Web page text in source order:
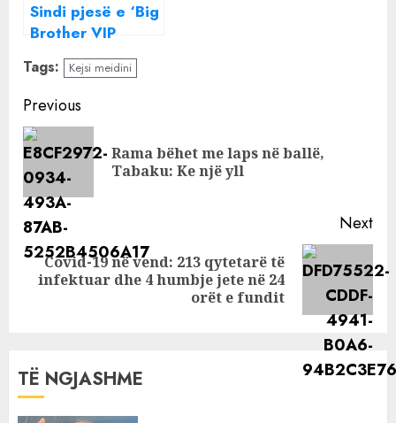
Sindi pjesë e ‘Big
Brother VIP
Kosova?’ Reagon
ish-konkurrentja
e Përputhen
Tags: Kejsi meidini
Continue
Reading
Previous
Rama bëhet me laps në ballë,
Tabaku: Ke një yll
Next
Next
Covid-19 në vend: 213 qytetarë të
infektuar dhe 4 humbje jete në 24
orët e fundit
TË NGJASHME